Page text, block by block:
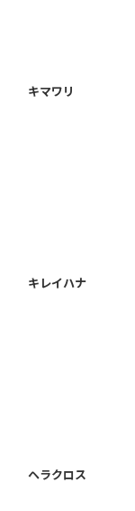
キマワリ
キレイハナ
ヘラクロス